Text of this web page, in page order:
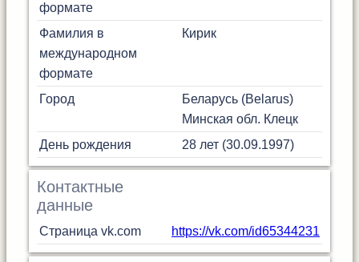
формате
Фамилия в
международном
формате
Кирик
Город
Беларусь (Belarus)
Минская обл. Клецк
День рождения
28 лет (30.09.1997)
Контактные
данные
Страница vk.com https://vk.com/id65344231